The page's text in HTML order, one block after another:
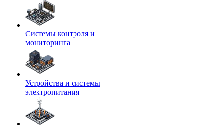
Системы контроля и
мониторинга
Устройства и системы
электропитания